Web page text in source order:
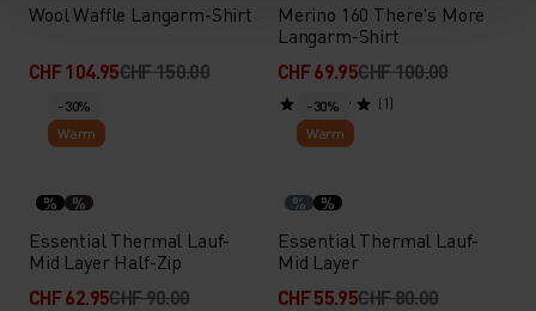
Wool Waffle Langarm-Shirt
CHF 104.95CHF 150.00
Merino 160 There's More
Langarm-Shirt
CHF 69.95CHF 100.00
(1)
-30%
Warm
% %
Essential Thermal Lauf-
Mid Layer Half-Zip
CHF 62.95CHF 90.00
-30%
Warm
% %
Essential Thermal Lauf-
Mid Layer
CHF 55.95CHF 80.00